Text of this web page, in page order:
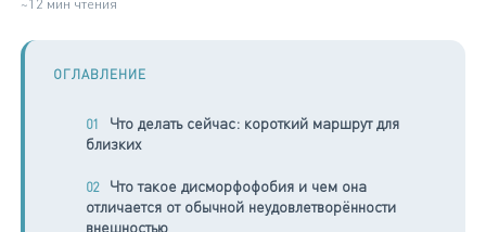
ОГЛАВЛЕНИЕ
Что делать сейчас: короткий маршрут для
близких
Что такое дисморфофобия и чем она
отличается от обычной неудовлетворённости
внешностью